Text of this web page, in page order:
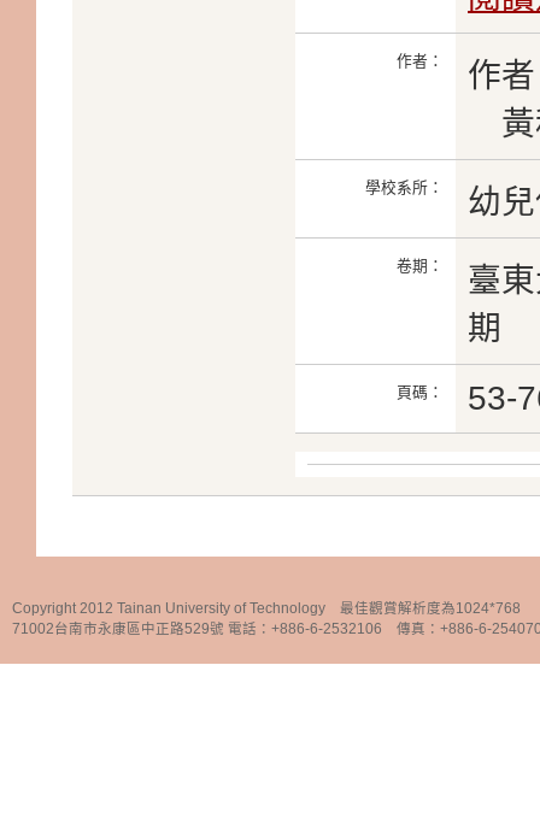
作者：
作
黃
學校系所： 幼
卷期：
臺
期
頁碼： 53-
Copyright 2012 Tainan University of Technology 最佳觀賞解析度為1024*768
71002台南市永康區中正路529號 電話：+886-6-2532106 傳真：+886-6-